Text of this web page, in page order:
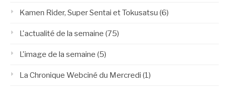
Kamen Rider, Super Sentai et Tokusatsu (6)
L'actualité de la semaine (75)
L'image de la semaine (5)
La Chronique Webciné du Mercredi (1)